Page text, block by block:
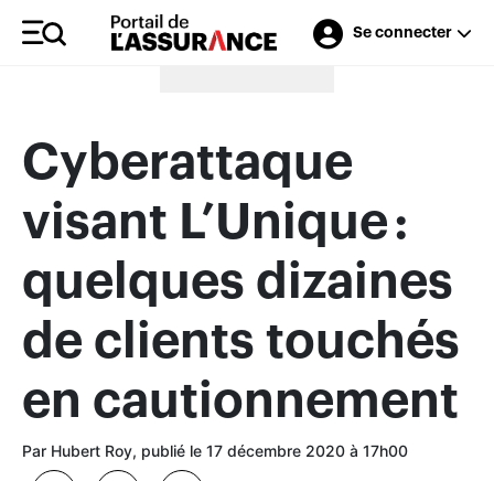
Se connecter
Merci à nos annonceurs
Cyberattaque
visant L’Unique :
quelques dizaines
de clients touchés
en cautionnement
Par Hubert Roy, publié le 17 décembre 2020 à 17h00